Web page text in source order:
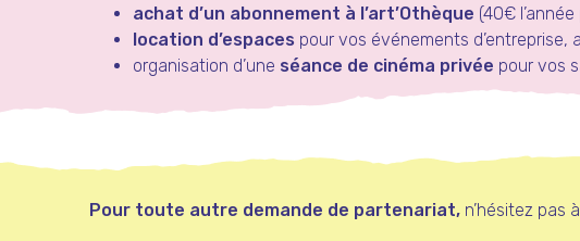
achat d’un abonnement à l’art’Othèque (40€
location d’espaces pour vos événements d’entreprise,
organisation d’une séance de cinéma privée pour vos
Pour toute autre demande de partenariat, n’hésitez pas